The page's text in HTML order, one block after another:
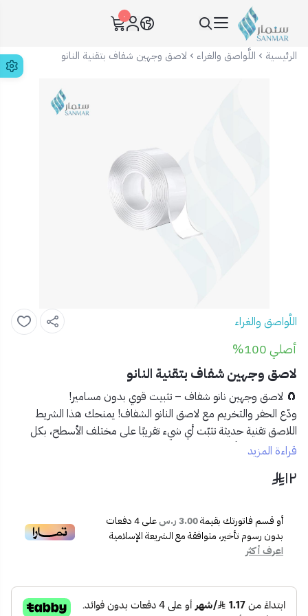
سنمار Sanmar
٠
الرئيسية اللَّواصق والغراء لاصق وجهين شفاف بتقنية النانو
اللَّواصق والغراء
أصلي 100%
لاصق وجهين شفاف بتقنية النانو
🧲 لاصق وجهين نانو شفاف – تثبيت قوي بدون مسامير!
ودّع الحفر والتخريم مع لاصق النانو الشفاف! يمنحك هذا الشريط
اللاصق تقنية حديثة تثبّت أي شيء تقريبًا على مختلف الأسطح، بكل
سهولة وبدون أثر.
✅ المميزات:
🧼شفاف تمامًا– لا يؤثر على المظهر الجمالي.
🔁قابل لإعادة الاستخدام– اغسله وعاود استخدامه.
🧱يلتصق على معظم الأسطح
✂️سهل القص– قطّعه حسب الطول الذي تريده.
📦 محتويات المنتج:
قراءة المزيد
١٢
أو قسم فاتورتك بقيمة3.00 ر.س على4دفعات
بدون رسوم تأخير، متوافقة مع الشريعة الإسلامية
اعرف أكثر